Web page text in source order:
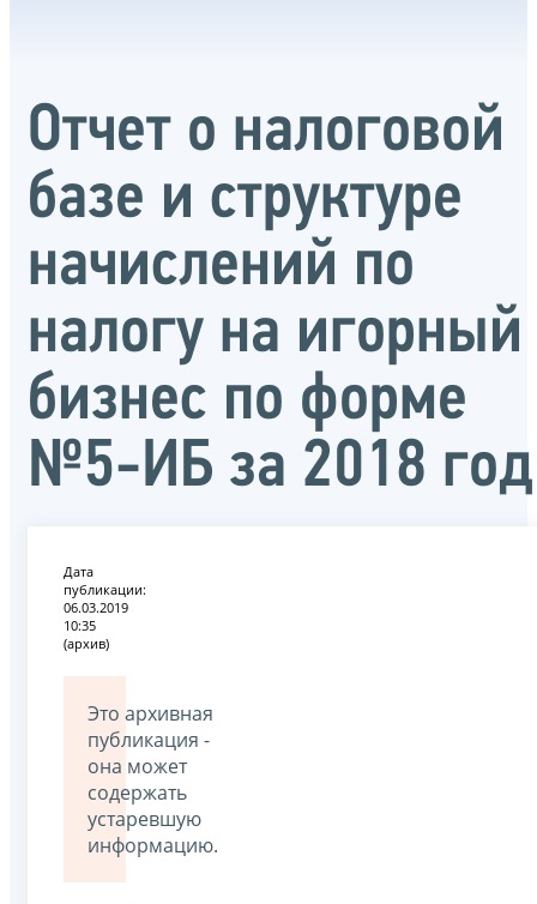
Отчет о налоговой
базе и структуре
начислений по
налогу на игорный
бизнес по форме
№5-ИБ за 2018 год
Дата
публикации:
06.03.2019
10:35
(архив)
Это архивная
публикация -
она может
содержать
устаревшую
информацию.